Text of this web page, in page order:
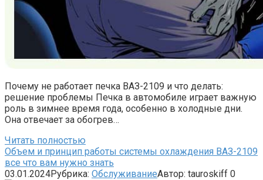
Почему не работает печка ВАЗ-2109 и что делать:
решение проблемы Печка в автомобиле играет важную
роль в зимнее время года, особенно в холодные дни.
Она отвечает за обогрев…
Читать полностью
Объем и принцип работы системы охлаждения ВАЗ-2109
все что вам нужно знать
03.01.2024Рубрика: ОбслуживаниеАвтор: tauroskiff 0